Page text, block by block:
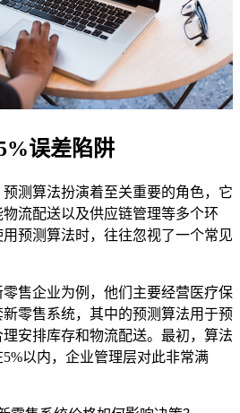
误差陷阱
测算法扮演着至关重要的角色，它
流配送以及供应链管理等多个环
预测算法时，往往忽视了一个常见
售企业为例，他们主要经营医疗保
零售系统，其中的预测算法用于预
安排库存和物流配送。最初，算法
以内，企业管理层对此非常满